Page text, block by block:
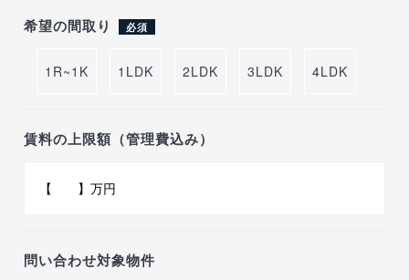
希望の間取り 必須
1R~1K 1LDK 2LDK 3LDK 4LDK
賃料の上限額（管理費込み）
問い合わせ対象物件